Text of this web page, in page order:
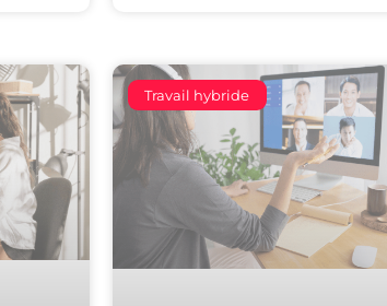
Travail hybride